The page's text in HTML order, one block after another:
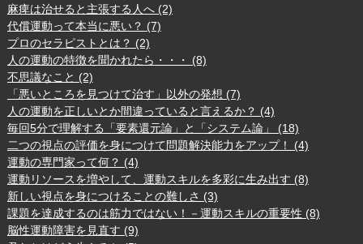
麻痺は治せると主張する人へ (2)
代償運動って本当に悪い？ (7)
プロのセラピストとは？ (2)
人の運動の特徴を聞かれたら・・・ (8)
不思議なこと (2)
「悪いところを見つけて治す」以外の発想 (7)
人の運動を正しいとか間違っていると言えるか？ (4)
毎回5分で理解する「要素還元論」と「システム論」 (18)
二つの視点の評価を身につけて問題解決能力をアップ！ (4)
運動の専門家って何？ (4)
運動リソースを増やして、運動スキルを多彩に生み出す (8)
新しい視点を身につけることの難しさ (3)
課題を達成するのは筋力ではない！－運動スキルの重要性 (8)
脳性運動障害を見直す (9)